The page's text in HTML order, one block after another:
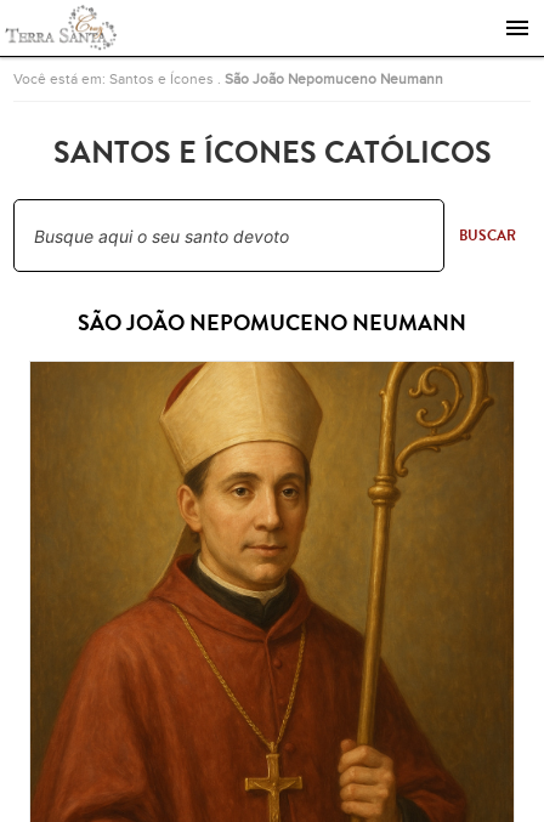
Ir para a página inicial
Você está em:Santos e Ícones .São João Nepomuceno Neumann
SANTOS E ÍCONES CATÓLICOS
BUSCAR
SÃO JOÃO NEPOMUCENO NEUMANN